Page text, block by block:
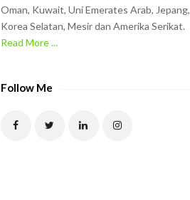
Oman, Kuwait, Uni Emerates Arab, Jepang,
Korea Selatan, Mesir dan Amerika Serikat.
Read More ...
Follow Me